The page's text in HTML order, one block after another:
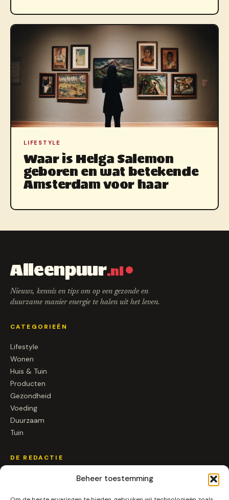
Beheer toestemming
LIFESTYLE
Waar is Helga Salemon
geboren en wat betekende
Amsterdam voor haar
Alleenpuur.nl
Nieuws, kennis en tips om op een gezonde en
duurzame manier energie te halen uit het leven.
CATEGORIEËN
Lifestyle
Wonen
Huis & Tuin
Producten
Gezondheid
Voeding
Duurzaam
Tuin
DE REDACTIE